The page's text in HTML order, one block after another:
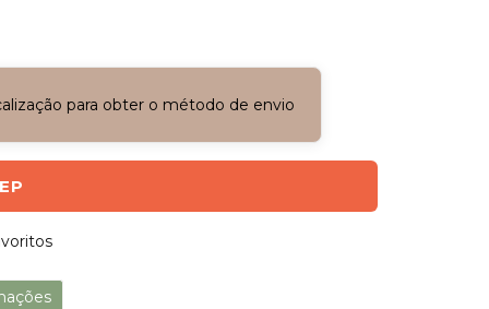
para obter o método de envio